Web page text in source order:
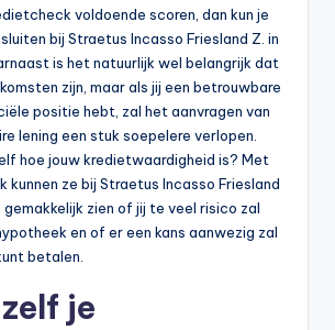
voldoende scoren, dan kun je
bij Straetus Incasso Friesland Z. in
is het natuurlijk wel belangrijk dat
zijn, maar als jij een betrouwbare
positie hebt, zal het aanvragen van
lening een stuk soepelere verlopen.
hoe jouw kredietwaardigheid is? Met
kunnen ze bij Straetus Incasso Friesland
gemakkelijk zien of jij te veel risico zal
en of er een kans aanwezig zal
betalen.
je